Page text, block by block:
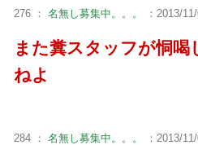
276 ： 名無し募集中。。。 ：2013/
また糞スタッフが恫喝
ねよ
284 ： 名無し募集中。。。 ：2013/